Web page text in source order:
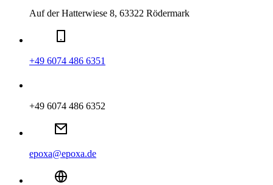
Auf der Hatterwiese 8, 63322 Rödermark
+49 6074 486 6351
+49 6074 486 6352
epoxa@epoxa.de